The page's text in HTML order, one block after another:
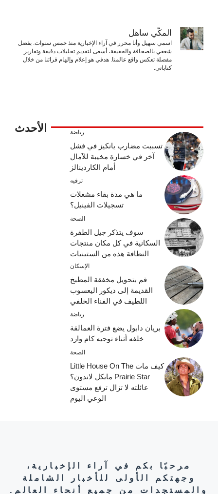
المكّي ساهل
اسمي سهيل وأنا محرر في آراء الإخبارية منذ خمس سنوات. بفضل
شغفي بالصحافة والحقيقة، أسعى لتقديم تحليلات دقيقة وتقارير
مفصلة تعكس واقع عالمنا. هدفي هو إعلام وإلهام قرائنا من خلال
كتاباتي.
الأحدث رياضة
تسببت مضارب يانكيز في فشل
آخر في خسارة مخيبة للآمال
أمام الكاردينالز
ترفيه
ما هي مدة بقاء مشغلات
تسجيلات الفينيل؟
الصحة
سوف يتذكر جيل الطفرة
السكانية في كل مكان منتجات
النظافة هذه من الستينيات
الإسكان
قم بتحويل مخفقة المطبخ
القديمة إلى ديكور اليعسوب
اللطيف في الفناء الخلفي
رياضة
بريان دابول يضع فترة العمالقة
خلفه أثناء توجيه كام وارد
الصحة
كيف مات Little House On The
Prairie Star مايكل لاندون؟
عائلته لا تزال ترفع مستوى
الوعي اليوم
مرحبًا بكم في آراء الإخبارية،
وجهتكم الأولى للأخبار الشاملة
والمستجدات من جميع أنحاء العالم.